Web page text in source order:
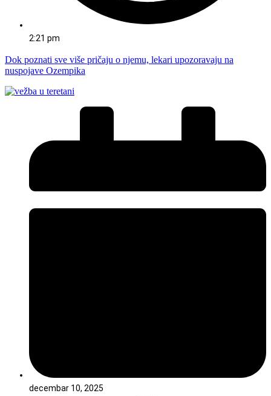
2:21 pm
Dok poznati sve više pričaju o njemu, lekari upozoravaju na
nuspojave Ozempika
decembar 10, 2025